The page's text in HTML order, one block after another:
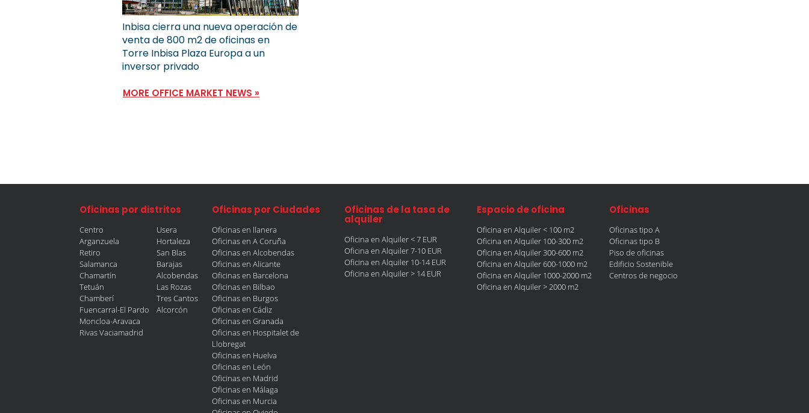
Inbisa cierra una nueva operación de
venta de 800 m2 de oficinas en
Torre Inbisa Plaza Europa a un
inversor privado
MORE OFFICE MARKET NEWS »
Oficinas por distritos
Centro
Arganzuela
Retiro
Salamanca
Chamartín
Tetuán
Chamberí
Fuencarral-El Pardo
Moncloa-Aravaca
Rivas Vaciamadrid
Usera
Hortaleza
San Blas
Barajas
Alcobendas
Las Rozas
Tres Cantos
Alcorcón
Oficinas por Ciudades
Oficinas en llanera
Oficinas en A Coruña
Oficinas en Alcobendas
Oficinas en Alicante
Oficinas en Barcelona
Oficinas en Bilbao
Oficinas en Burgos
Oficinas en Cádiz
Oficinas en Granada
Oficinas en Hospitalet de
Llobregat
Oficinas en Huelva
Oficinas en León
Oficinas en Madrid
Oficinas en Málaga
Oficinas en Murcia
Oficinas de la tasa de
alquiler
Oficina en Alquiler < 7 EUR
Oficina en Alquiler 7-10 EUR
Oficina en Alquiler 10-14 EUR
Oficina en Alquiler > 14 EUR
Espacio de oficina
Oficina en Alquiler < 100 m2
Oficina en Alquiler 100-300 m2
Oficina en Alquiler 300-600 m2
Oficina en Alquiler 600-1000 m2
Oficina en Alquiler 1000-2000 m2
Oficina en Alquiler > 2000 m2
Oficinas
Oficinas tipo A
Oficinas tipo B
Piso de oficinas
Edificio Sostenible
Centros de negocio